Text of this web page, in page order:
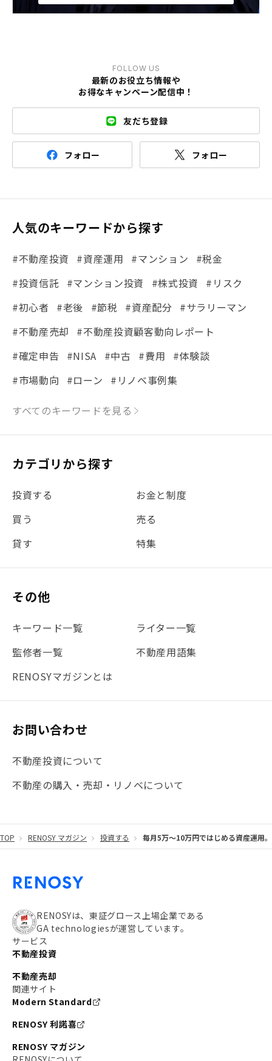
FOLLOW US
最新のお役立ち情報や
お得なキャンペーン配信中！
友だち登録
フォロー フォロー
人気のキーワードから探す
#不動産投資 #資産運用 #マンション
#税金
#投資信託
#マンション投資 #株式投資
#リスク
#初心者
#老後 #節税 #資産配分 #サラリーマン
#不動産売却
#不動産投資顧客動向レポート
#確定申告
#NISA #中古 #費用
#体験談
#市場動向
#ローン
#リノベ事例集
#シミュレーション #まちの住みやすさ発見！
#REIT
#新型コロナ #ETF #固定資産税
#団体信用生命保険
#贈与税 #災害に備える
#書類
#リノシーチャンネル
#不動産投資体験レポ
#地震対策
#セミナー #渋谷
#ふるさと納税
#法人化
#クラウドファンディング #JR京浜東北線
#まとめ #融資 #目黒
#JR湘南新宿ライン
#20代 #都営浅草線
#東急東横線
#都営大江戸線
#都営三田線 #不労所得
#私の資産ポートフォリオ
#わたしのリノベーションストーリー #JR横須賀線
#東京メトロ副都心線
#東京メトロ銀座線
#東京メトロ半蔵門線
すべてのキーワードを見る
カテゴリから探す
投資する
お金と制度
買う
売る
貸す
特集
その他
キーワード一覧
ライター一覧
監修者一覧
不動産用語集
RENOSYマガジンとは
お問い合わせ
不動産投資について
不動産の購入・売却・リノベについて
TOP RENOSY マガジン 投資する 毎月5万〜10万円ではじめる資産運用
RENOSYは、東証グロース上場企業である
GA technologiesが運営しています。
サービス
不動産投資
不動産売却
関連サイト
Modern Standard
RENOSY 利諾喜
RENOSY マガジン